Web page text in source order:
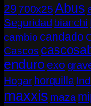
29 700x25 Abus
Seguridad bianchi
cambio candado
Cascos
enduro exo
Hogar horquilla
maxxis maza